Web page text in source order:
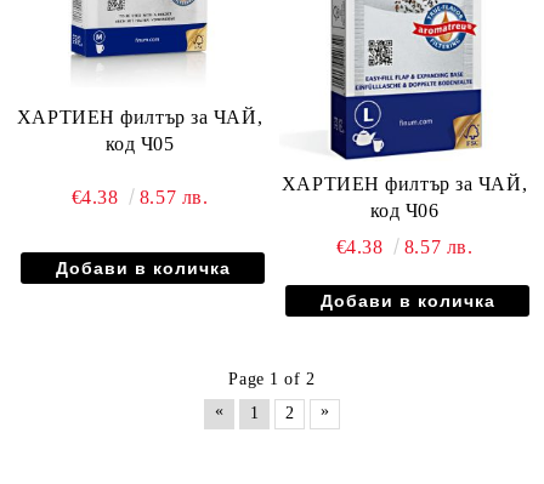
ХАРТИЕН филтър за ЧАЙ,
код Ч05
€4.38 8.57 лв.
ХАРТИЕН филтър за ЧАЙ,
код Ч06
€4.38
8.57 лв.
Page 1 of 2
«
1 2 »